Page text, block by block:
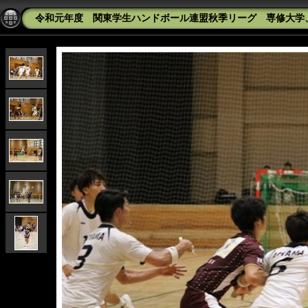
令和元年度 関東学生ハンドボール連盟秋季リーグ 専修大